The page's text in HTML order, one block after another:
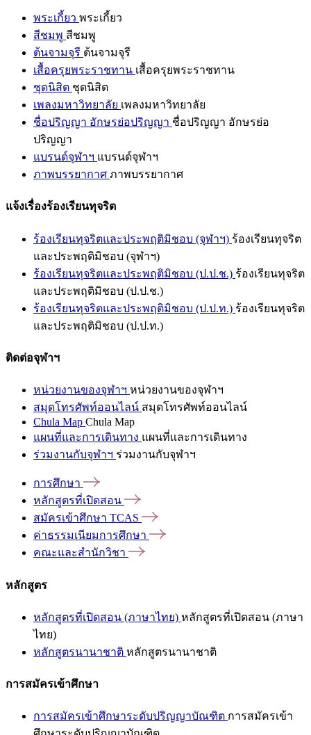
พระเกี้ยว พระเกี้ยว
สีชมพู สีชมพู
ต้นจามจุรี ต้นจามจุรี
เสื้อครุยพระราชทาน เสื้อครุยพระราชทาน
ชุดนิสิต ชุดนิสิต
เพลงมหาวิทยาลัย เพลงมหาวิทยาลัย
ชื่อปริญญา อักษรย่อปริญญา ชื่อปริญญา อักษรย่อ
ปริญญา
แบรนด์จุฬาฯ แบรนด์จุฬาฯ
ภาพบรรยากาศ ภาพบรรยากาศ
แจ้งเรื่องร้องเรียนทุจริต
ร้องเรียนทุจริตและประพฤติมิชอบ (จุฬาฯ) ร้องเรียนทุจริต
และประพฤติมิชอบ (จุฬาฯ)
ร้องเรียนทุจริตและประพฤติมิชอบ (ป.ป.ช.) ร้องเรียนทุจริต
และประพฤติมิชอบ (ป.ป.ช.)
ร้องเรียนทุจริตและประพฤติมิชอบ (ป.ป.ท.) ร้องเรียนทุจริต
และประพฤติมิชอบ (ป.ป.ท.)
ติดต่อจุฬาฯ
หน่วยงานของจุฬาฯ หน่วยงานของจุฬาฯ
สมุดโทรศัพท์ออนไลน์ สมุดโทรศัพท์ออนไลน์
Chula Map Chula Map
แผนที่และการเดินทาง แผนที่และการเดินทาง
ร่วมงานกับจุฬาฯ ร่วมงานกับจุฬาฯ
การศึกษา
หลักสูตรที่เปิดสอน
สมัครเข้าศึกษา TCAS
ค่าธรรมเนียมการศึกษา
คณะและสำนักวิชา
หลักสูตร
หลักสูตรที่เปิดสอน (ภาษาไทย) หลักสูตรที่เปิดสอน (ภาษา
ไทย)
หลักสูตรนานาชาติ หลักสูตรนานาชาติ
การสมัครเข้าศึกษา
การสมัครเข้าศึกษาระดับปริญญาบัณฑิต การสมัครเข้า